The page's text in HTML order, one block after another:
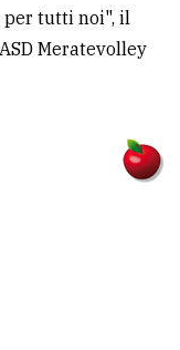
per tutti noi", il
Meratevolley